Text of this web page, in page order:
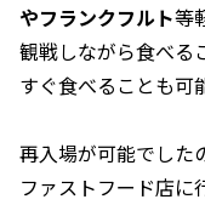
やフランクフルト等
観戦しながら食べる
すぐ食べることも可
再入場が可能でした
ファストフード店に